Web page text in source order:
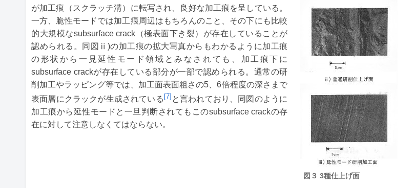
図 ３ 3種仕上げ面
が加工痕（スクラッチ溝）に転写され、良好な加工痕を呈している。
一方、脆性モードでは加工痕周辺はもちろんのこと、その下にも比較
的大規模なsubsurface crack（極表面下き裂）が存在していることが
認められる。同図ⅱ)の加工痕の拡大写真からもわかるように加工痕
の形状から一見延性モード領域とみなされても、加工痕下に
subsurface crackが存在している部分が一部で認められる。通常の研
削加工やラッピング等では、加工面表面粗さの5、6倍程度の深さまで
表面層にクラックが生成されている [7] と言われており、同図のように
加工痕から延性モードと一旦判断されてもこのsubsurface crackの存
在に対して注意しなくてはならない。